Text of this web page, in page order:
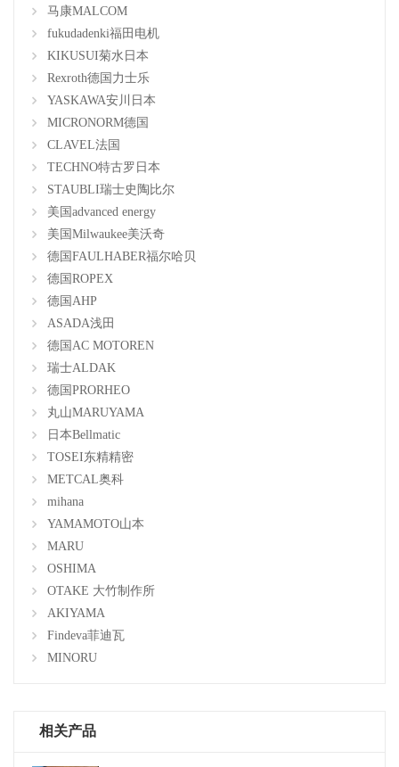
马康MALCOM
fukudadenki福田电机
KIKUSUI菊水日本
Rexroth德国力士乐
YASKAWA安川日本
MICRONORM德国
CLAVEL法国
TECHNO特古罗日本
STAUBLI瑞士史陶比尔
美国advanced energy
美国Milwaukee美沃奇
德国FAULHABER福尔哈贝
德国ROPEX
德国AHP
ASADA浅田
德国AC MOTOREN
瑞士ALDAK
德国PRORHEO
丸山MARUYAMA
日本Bellmatic
TOSEI东精精密
METCAL奥科
mihana
YAMAMOTO山本
MARU
OSHIMA
OTAKE 大竹制作所
AKIYAMA
Findeva菲迪瓦
MINORU
相关产品